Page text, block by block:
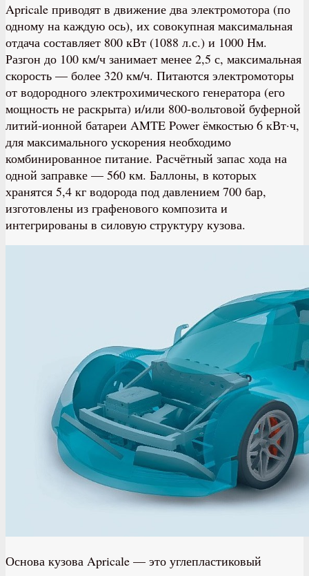
Apricale приводят в движение два электромотора (по
одному на каждую ось), их совокупная максимальная
отдача составляет 800 кВт (1088 л.с.) и 1000 Нм.
Разгон до 100 км/ч занимает менее 2,5 с, максимальная
скорость — более 320 км/ч. Питаются электромоторы
от водородного электрохимического генератора (его
мощность не раскрыта) и/или 800-вольтовой буферной
литий-ионной батареи AMTE Power ёмкостью 6 кВт·ч,
для максимального ускорения необходимо
комбинированное питание. Расчётный запас хода на
одной заправке — 560 км. Баллоны, в которых
хранятся 5,4 кг водорода под давлением 700 бар,
изготовлены из графенового композита и
интегрированы в силовую структуру кузова.
Основа кузова Apricale — это углепластиковый